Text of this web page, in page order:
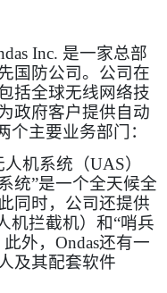
Inc. 是一家总部
国防公司。公司在
括全球无线网络技
政府客户提供自动
个主要业务部门：
人机系统（UAS）
统”是一个全天候全
同时，公司还提供
机拦截机）和“哨兵
外， Ondas还有一
及其配套软件